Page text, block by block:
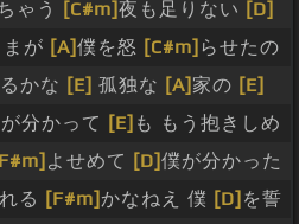
ゃう [C#m]夜も足りない [D]
が [A]僕を怒 [C#m] らせたの
かな [E] 孤独な [A] 家の [E]
分かって [E] も もう抱きしめ
よせめて [D]僕が分かった
る [F#m]かなねえ 僕 [D] を誓